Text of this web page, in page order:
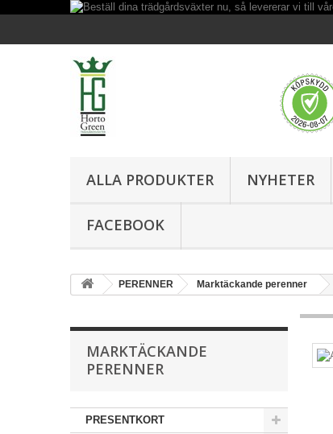
ALLA PRODUKTER NYHETER
FACEBOOK
PERENNER Marktäckande perenner
MARKTÄCKANDE
PERENNER
PRESENTKORT